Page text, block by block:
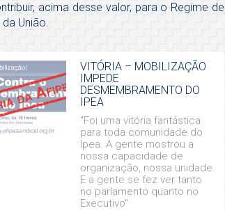
acima desse valor, para o Regime de
União.
VITÓRIA – MOBILIZAÇÃO
IMPEDE
DESMEMBRAMENTO DO
IPEA
"Foi uma vitória fantástica
para toda comunidade do
Ipea. A gente mostrou a
nossa capacidade de
organização, nossa unidade.
E a gente se fez ver tanto
no parlamento quanto no
Executivo"